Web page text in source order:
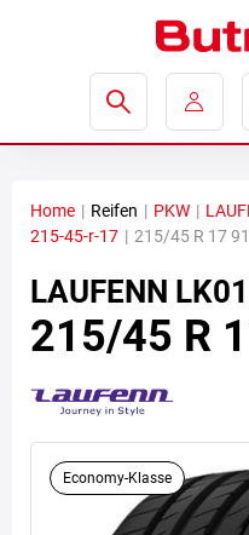
Economy-Klasse
Home | Reifen | PKW |
215-45-r-17 | 215/45 R 17
LAUFENN
215/45 R